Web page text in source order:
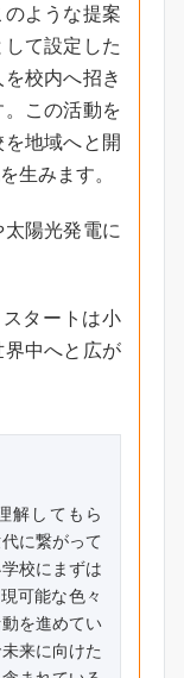
ような提案
て設定した
校内へ招き
この活動を
地域へと開
生みます。
陽光発電に
タートは小
中へと広が
解してもら
に繋がって
校にまずは
可能な色々
を進めてい
来に向けた